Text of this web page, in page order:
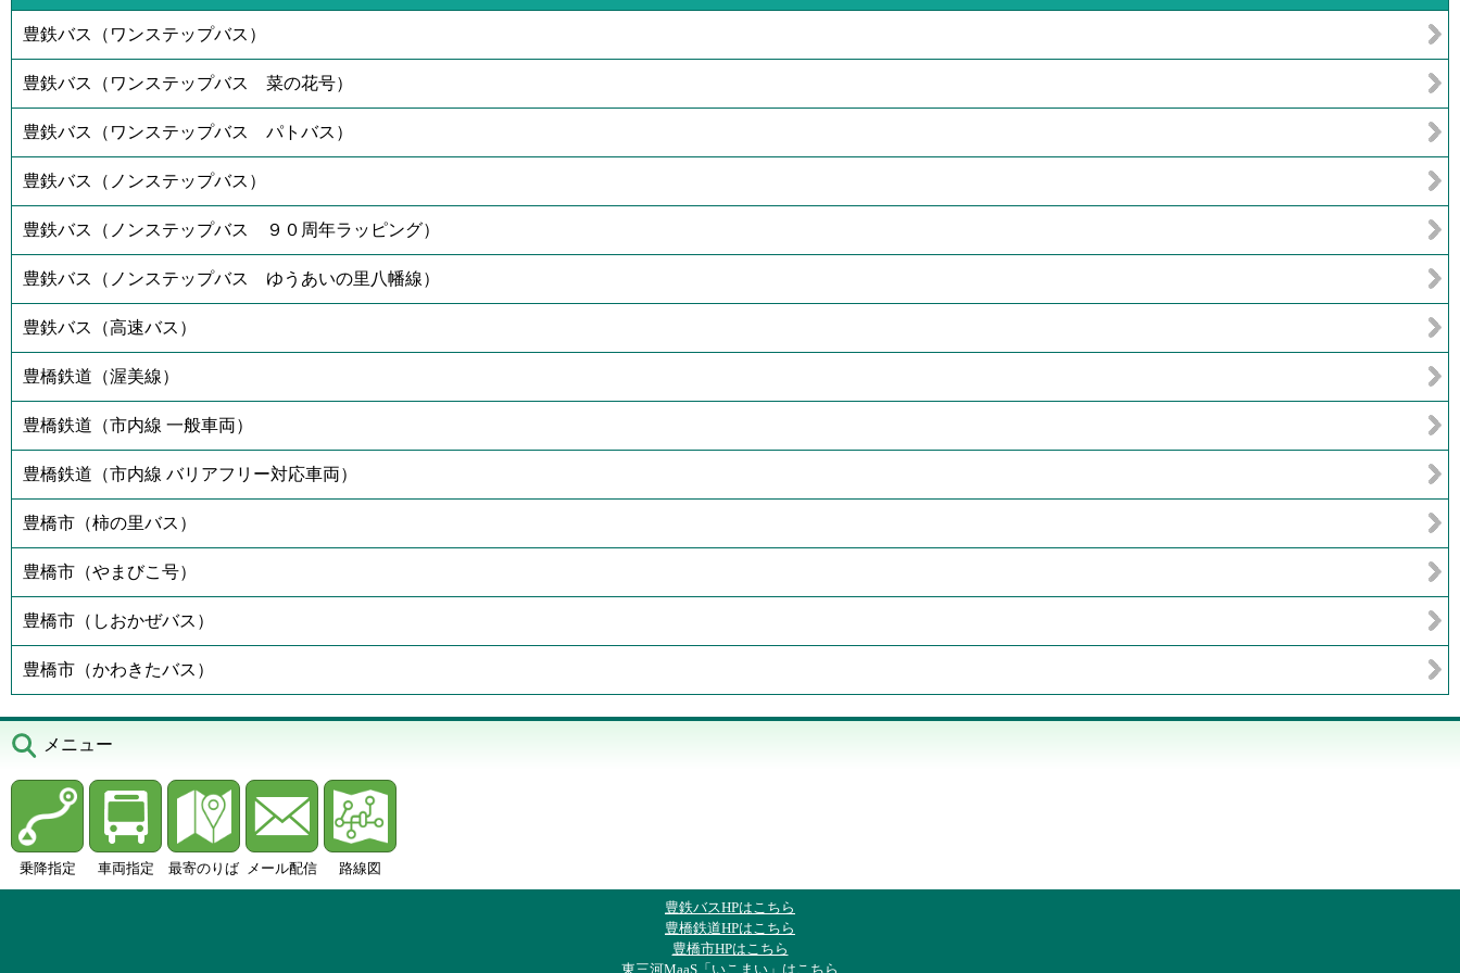
豊鉄バス（ワンステップバス）
豊鉄バス（ワンステップバス 菜の花号）
豊鉄バス（ワンステップバス パトバス）
豊鉄バス（ノンステップバス）
豊鉄バス（ノンステップバス ９０周年ラッピング）
豊鉄バス（ノンステップバス ゆうあいの里八幡線）
豊鉄バス（高速バス）
豊橋鉄道（渥美線）
豊橋鉄道（市内線 一般車両）
豊橋鉄道（市内線 バリアフリー対応車両）
豊橋市（柿の里バス）
豊橋市（やまびこ号）
豊橋市（しおかぜバス）
豊橋市（かわきたバス）
メニュー
乗降指定 車両指定 最寄のりば メール配信 路線図
豊鉄バスHPはこちら
豊橋鉄道HPはこちら
豊橋市HPはこちら
東三河MaaS「いこまい」はこちら